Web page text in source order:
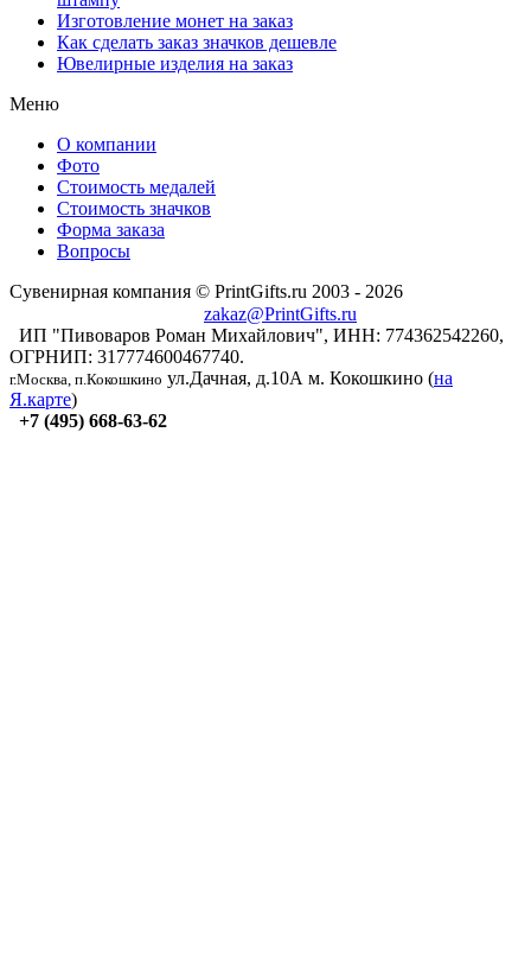
Изготовление монет на заказ
Как сделать заказ значков дешевле
Ювелирные изделия на заказ
Меню
О компании
Фото
Стоимость медалей
Стоимость значков
Форма заказа
Вопросы
Сувенирная компания © PrintGifts.ru 2003 - 2026
zakaz@PrintGifts.ru
ИП "Пивоваров Роман Михайлович", ИНН: 774362542260,
ОГРНИП: 317774600467740.
г.Москва, п.Кокошкино ул.Дачная, д.10А м. Кокошкино (на
Я.карте)
+7 (495) 668-63-62